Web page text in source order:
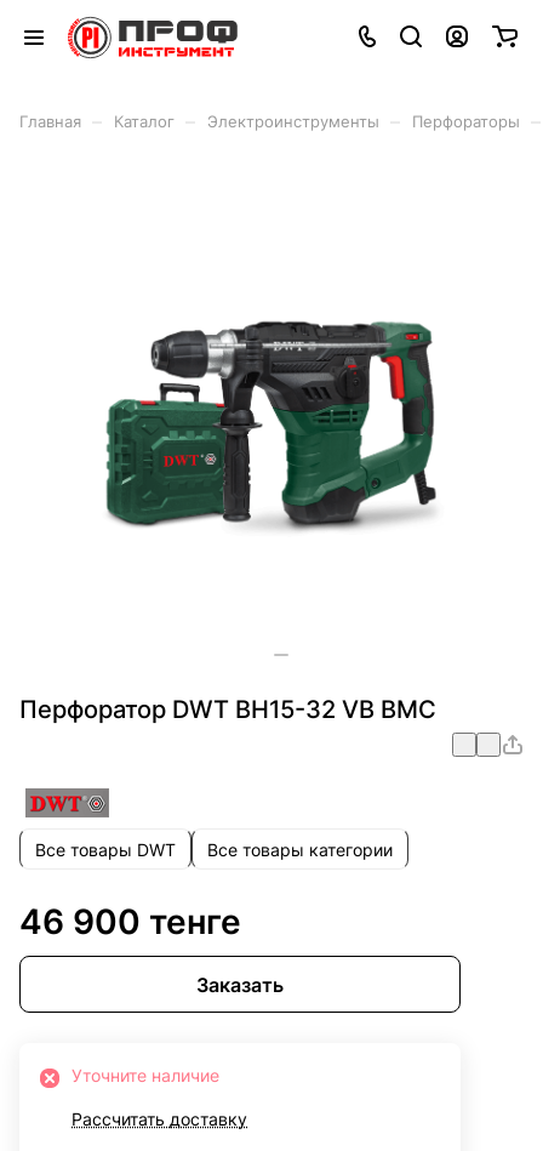
Главная Каталог Электроинструменты Перфораторы
Перфоратор DWT BH15-32 VB BMC
Все товары DWT Все товары категории
46 900 тенге
Заказать
Уточните наличие
Рассчитать доставку